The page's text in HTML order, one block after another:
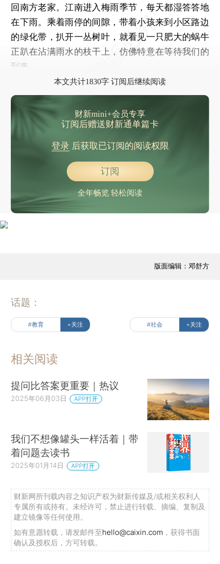
回南方老家。江南进入梅雨季节，每天都湿答答地
在下雨。乘着雨停的间隙，带着小孩来到小区路边
的绿化带，扒开一丛树叶，就看见一只肥大的蜗牛
正趴在沾满雨水的枝干上，仿佛特意在等待我们的
到来。
本文共计1830字 订阅后继续阅读
财新mini+会员专享
订阅后赠送财新通单篇卡
登录后获取已订阅的阅读权限
订阅
全年畅览 轻松阅读
版面编辑：邓舒方
话题：
#教育 +关注 #社会 +关注
相关阅读
提问比答案更重要｜热议
2025年06月03日 APP打开
我们不想像罐头一样活着｜带
着问题去读书
2025年01月14日 APP打开
财新网所刊载内容之知识产权为财新传媒及/或相关权利人
专属所有或持有。未经许可，禁止进行转载、摘编、复制及
建立镜像等任何使用。
如有意愿转载，请发邮件至hello@caixin.com ，获得书面
确认及授权后，方可转载。